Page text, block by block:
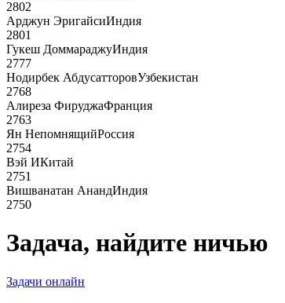
2802
Арджун ЭригайсиИндия
2801
Гукеш ДоммараджуИндия
2777
Нодирбек АбдусатторовУзбекистан
2768
Алиреза ФируджаФранция
2763
Ян НепомнящийРоссия
2754
Вэй ИКитай
2751
Вишванатан АнандИндия
2750
Задача, найдите ничью
Задачи онлайн